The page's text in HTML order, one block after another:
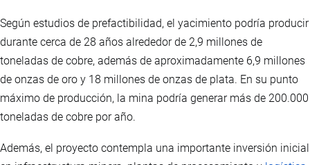
Según estudios de prefactibilidad, el yacimiento podría producir
durante cerca de 28 años alrededor de 2,9 millones de
toneladas de cobre, además de aproximadamente 6,9 millones
de onzas de oro y 18 millones de onzas de plata. En su punto
máximo de producción, la mina podría generar más de 200.000
toneladas de cobre por año.
Además, el proyecto contempla una importante inversión inicial